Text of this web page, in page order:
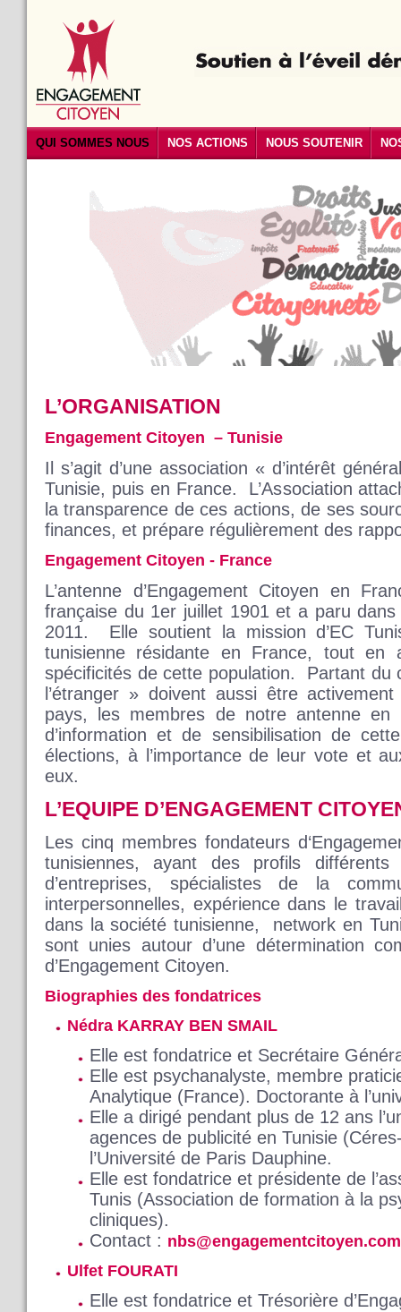
QUI SOMMES NOUS NOS ACTIONS NOUS SOUTENIR
L’ORGANISATION
Engagement Citoyen – Tunisie
Il s’agit d’une association « d’intérêt
Tunisie, puis en France. L’Association
la transparence de ces actions, de ses
finances, et prépare régulièrement des
Engagement Citoyen - France
L’antenne d’Engagement Citoyen en
française du 1er juillet 1901 et a paru
2011. Elle soutient la mission d’EC
tunisienne résidante en France, tout en
spécificités de cette population. Partant du
l’étranger » doivent aussi être
pays, les membres de notre antenne en
d’information et de sensibilisation de
élections, à l’importance de leur vote et
eux.
L’EQUIPE D’ENGAGEMENT
Les cinq membres fondateurs
tunisiennes, ayant des profils différents
d’entreprises, spécialistes de la
interpersonnelles, expérience dans le
dans la société tunisienne, network en
sont unies autour d’une détermination
d’Engagement Citoyen.
Biographies des fondatrices
Nédra KARRAY BEN SMAIL
Elle est fondatrice et Secrétaire
Elle est psychanalyste, membre
Analytique (France). Doctorante à
Elle a dirigé pendant plus de 12 ans
agences de publicité en Tunisie
l’Université de Paris Dauphine.
Elle est fondatrice et présidente de
Tunis (Association de formation à la
cliniques).
Contact : nbs@engagementcitoyen.com
Ulfet FOURATI
Elle est fondatrice et Trésorière